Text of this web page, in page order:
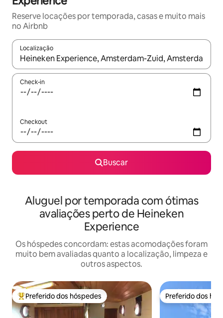
Reserve locações por temporada, casas e muito mais
no Airbnb
Localização
Quando os resultados estiverem disponíveis, explore-os
Check-in
Checkout
Buscar
Aluguel por temporada com ótimas
avaliações perto de Heineken
Experience
Os hóspedes concordam: estas acomodações foram
muito bem avaliadas quanto a localização, limpeza e
outros aspectos.
Entre os melhores preferidos dos hóspedes
Preferido dos hóspedes Preferido dos
Preferido dos